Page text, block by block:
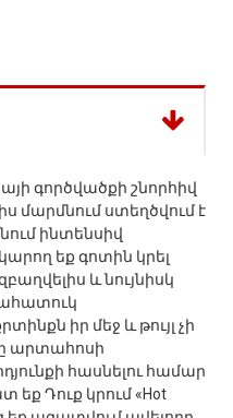
գործվածքի շնորհիվ
մարմնում ստեղծվում է
ինտենսիվ
եք գոտին կրել
և նույնիսկ
իր մեջ և թույլ չի
արտահոսի
հասնելու համար
եք Դուք կրում «Hot